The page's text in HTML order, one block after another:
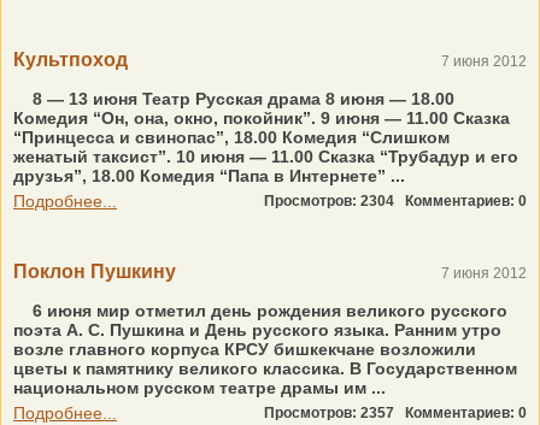
Культпоход 7 июня 2012
8 — 13 июня Театр Русская драма 8 июня — 18.00
Комедия “Он, она, окно, покойник”. 9 июня — 11.00 Сказка
“Принцесса и свинопас”, 18.00 Комедия “Слишком
женатый таксист”. 10 июня — 11.00 Сказка “Трубадур и его
друзья”, 18.00 Комедия “Папа в Интернете” ...
Подробнее...
Просмотров: 2304 Комментариев: 0
Поклон Пушкину 7 июня 2012
6 июня мир отметил день рождения великого русского
поэта А. С. Пушкина и День русского языка. Ранним утро
возле главного корпуса КРСУ бишкекчане возложили
цветы к памятнику великого классика. В Государственном
национальном русском театре драмы им ...
Подробнее...
Просмотров: 2357 Комментариев: 0